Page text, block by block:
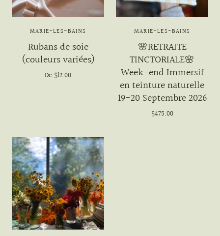
MARIE-LES-BAINS
Rubans de soie
(couleurs variées)
De $12.00
MARIE-LES-BAINS
🌸RETRAITE
TINCTORIALE🌸
Week-end Immersif
en teinture naturelle
19-20 Septembre 2026
$475.00